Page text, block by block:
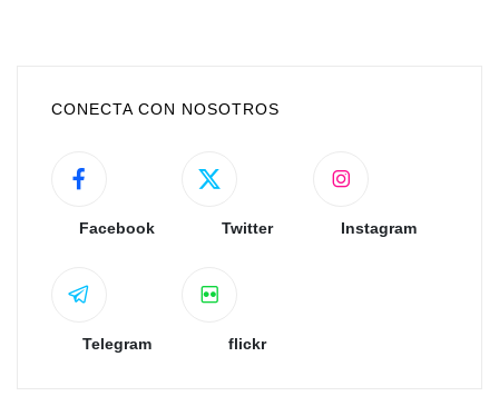
CONECTA CON NOSOTROS
Facebook Twitter Instagram
Telegram flickr